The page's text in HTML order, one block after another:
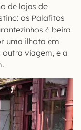
de lojas de
os Palafitos
à beira
uma ilhota em
viagem, e a